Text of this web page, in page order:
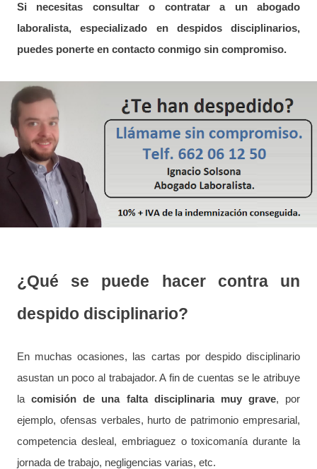
Si necesitas consultar o contratar a un abogado
laboralista, especializado en despidos disciplinarios,
puedes ponerte en contacto conmigo sin compromiso.
¿Qué se puede hacer contra un
despido disciplinario?
En muchas ocasiones, las cartas por despido disciplinario
asustan un poco al trabajador. A fin de cuentas se le atribuye
lacomisión de una falta disciplinaria muy grave, por
ejemplo, ofensas verbales, hurto de patrimonio empresarial,
competencia desleal, embriaguez o toxicomanía durante la
jornada de trabajo, negligencias varias, etc.